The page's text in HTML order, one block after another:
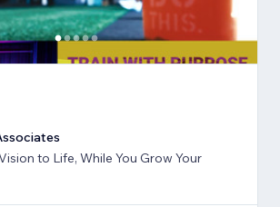
to Life, While You Grow Your